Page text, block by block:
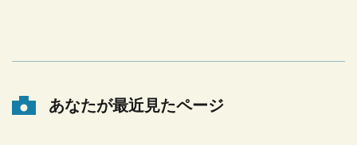
あなたが最近見たページ